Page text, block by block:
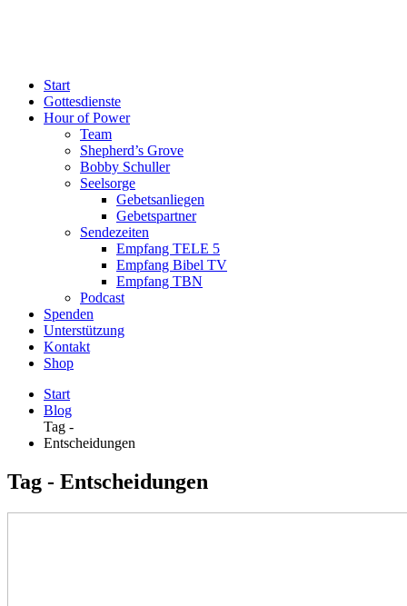
Start
Gottesdienste
Hour of Power
Team
Shepherd’s Grove
Bobby Schuller
Seelsorge
Gebetsanliegen
Gebetspartner
Sendezeiten
Empfang TELE 5
Empfang Bibel TV
Empfang TBN
Podcast
Spenden
Unterstützung
Kontakt
Shop
Start
Blog
Tag -
Entscheidungen
Tag - Entscheidungen